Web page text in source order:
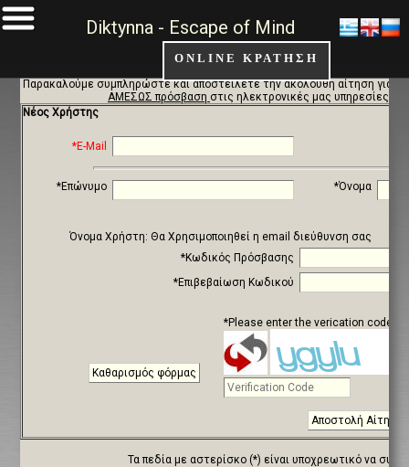
Diktynna - Escape of Mind
ONLINE ΚΡΑΤΗΣΗ
Παρακαλούμε συμπληρώστε και αποστείλετε την ακόλουθη αίτηση για να
ΑΜΕΣΩΣ πρόσβαση στις ηλεκτρονικές μας υπηρεσίες
Νέος Χρήστης
*E-Mail
*Επώνυμο *Όνομα
Όνομα Χρήστη: Θα Χρησιμοποιηθεί η email διεύθυνση σας
*Κωδικός Πρόσβασης
*Επιβεβαίωση Κωδικού
*Please enter the verication code
Τα πεδία με αστερίσκο (*) είναι υποχρεωτικό να